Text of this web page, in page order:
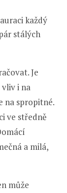
každý
stálých
Je
i na
na spropitné.
ve středně
a milá,
může